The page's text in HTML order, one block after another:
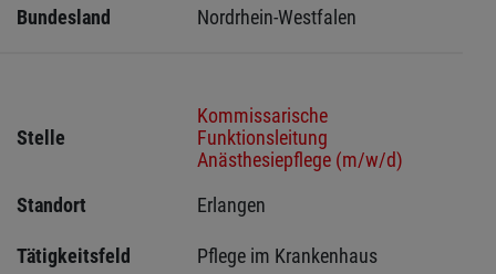
Bundesland Nordrhein-Westfalen
Stelle
Kommissarische
Funktionsleitung
Anästhesiepflege (m/w/d)
Standort
Erlangen
Tätigkeitsfeld Pflege im Krankenhaus